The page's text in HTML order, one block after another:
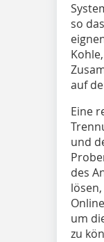
so
auf
Eine
und
des
um
zu